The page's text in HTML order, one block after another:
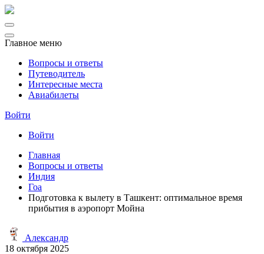
Главное меню
Вопросы и ответы
Путеводитель
Интересные места
Авиабилеты
Войти
Войти
Главная
Вопросы и ответы
Индия
Гоа
Подготовка к вылету в Ташкент: оптимальное время
прибытия в аэропорт Мойна
Александр
18 октября 2025